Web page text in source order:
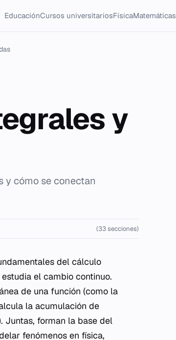
EducaciónCursos universitariosFísicaMatemáticas
y
y cómo se conectan
(33 secciones)
del cálculo
el cambio continuo.
de una función (como la
la acumulación de
Juntas, forman la base del
fenómenos en física,